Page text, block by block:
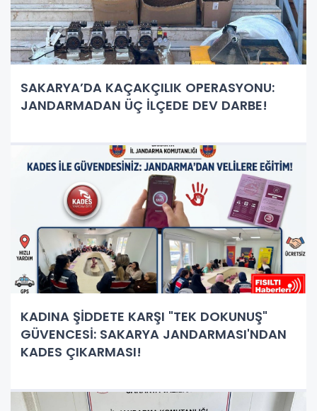
SAKARYA’DA KAÇAKÇILIK OPERASYONU:
JANDARMADAN ÜÇ İLÇEDE DEV DARBE!
KADINA ŞİDDETE KARŞI "TEK DOKUNUŞ"
GÜVENCESİ: SAKARYA JANDARMASI'NDAN
KADES ÇIKARMASI!